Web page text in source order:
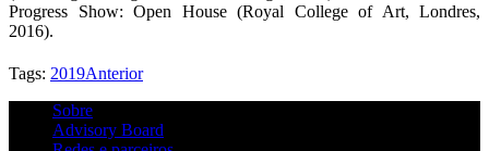
Progress Show: Open House (Royal College of Art, Londres,
2016).
Tags: 2019Anterior
Sobre
Advisory Board